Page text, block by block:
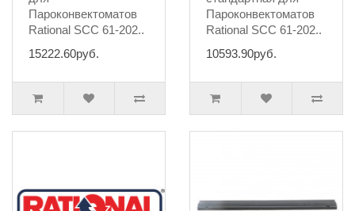
Пароконвектоматов
Rational SCC 61-202..
15222.60руб.
Пароконвектоматов
Rational SCC 61-202..
10593.90руб.